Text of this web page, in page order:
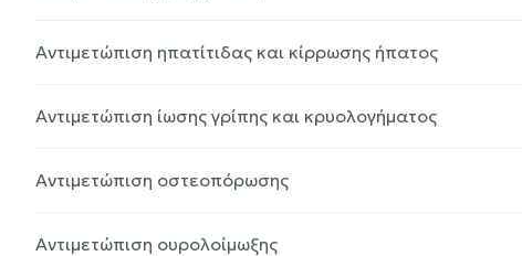
Αντιμετώπιση ηπατίτιδας και κίρρωσης ήπατος
Αντιμετώπιση ίωσης γρίπης και κρυολογήματος
Αντιμετώπιση οστεοπόρωσης
Αντιμετώπιση ουρολοίμωξης